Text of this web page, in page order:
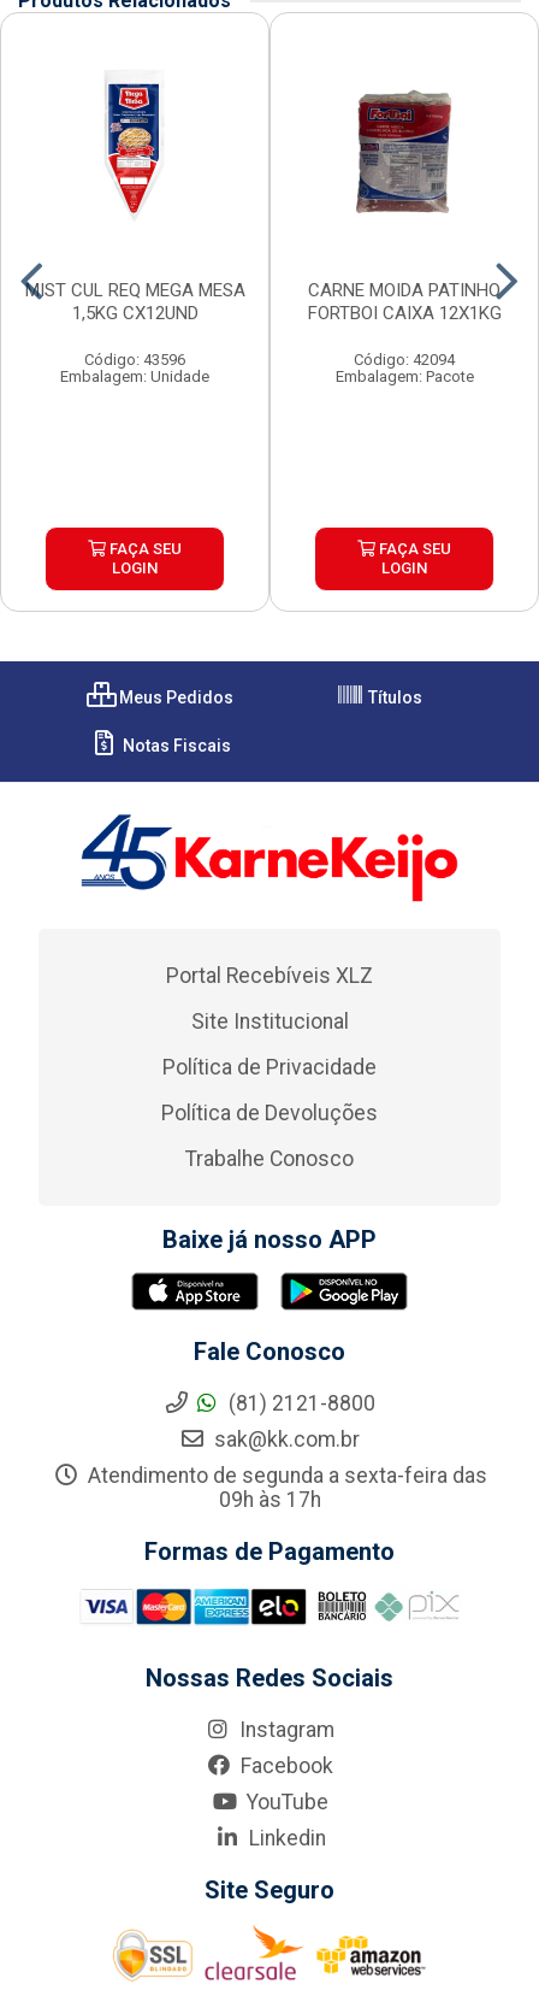
MIST CUL REQ MEGA MESA
1,5KG CX12UND
Código: 43596
Embalagem: Unidade
FAÇA SEU
LOGIN
CARNE MOIDA PATINHO
FORTBOI CAIXA 12X1KG
Código: 42094
Embalagem: Pacote
FAÇA SEU
LOGIN
Meus Pedidos Títulos
Notas Fiscais
Portal Recebíveis XLZ
Site Institucional
Política de Privacidade
Política de Devoluções
Trabalhe Conosco
Baixe já nosso APP
Fale Conosco
(81) 2121-8800
sak@kk.com.br
Atendimento de segunda a sexta-feira das
09h às 17h
Formas de Pagamento
Nossas Redes Sociais
Instagram
Facebook
YouTube
Linkedin
Site Seguro